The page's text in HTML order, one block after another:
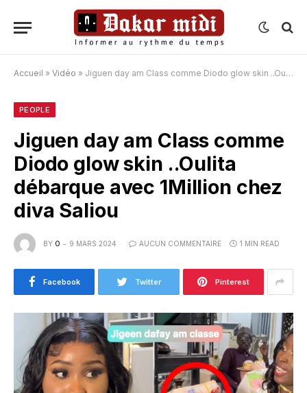
Accueil » Vidéo » Jiguen day am Class comme Diodo glow skin ..Oulita débarque avec 1Million chez diva Saliou
PEOPLE
Jiguen day am Class comme
Diodo glow skin ..Oulita
débarque avec 1Million chez
diva Saliou
BY O 9 MARS 2024 AUCUN COMMENTAIRE 1 MIN READ
Facebook Twitter Pinterest